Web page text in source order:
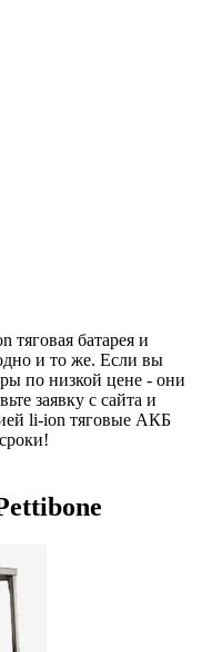
батарея и
и то же. Если вы
по низкой цене - они
заявку с сайта и
li-ion тяговые АКБ